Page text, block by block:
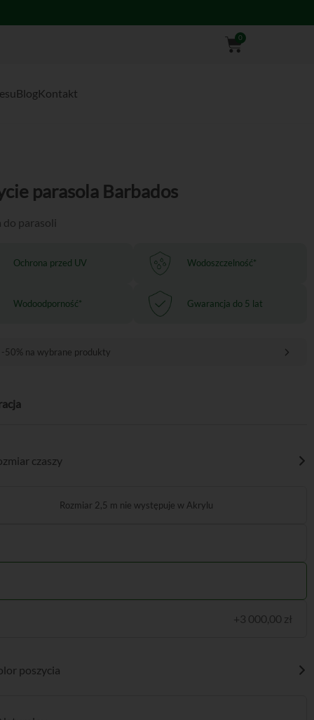
0
Wózek
BlogKontakt
parasola Barbados
do parasoli
Ochrona przed UV Wodoszczelność*
Wodoodporność* Gwarancja do 5 lat
50% na wybrane produkty
czaszy
+3 000,00 zł
poszycia